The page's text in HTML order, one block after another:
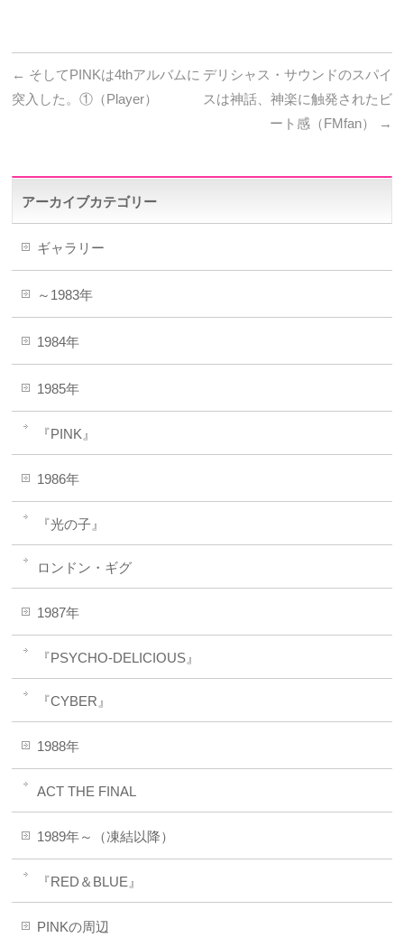
← そしてPINKは4thアルバムに
突入した。①（Player）
デリシャス・サウンドのスパイ
スは神話、神楽に触発されたビ
ート感（FMfan）
→
アーカイブカテゴリー
ギャラリー
～1983年
1984年
1985年
『PINK』
1986年
『光の子』
ロンドン・ギグ
1987年
『PSYCHO-DELICIOUS』
『CYBER』
1988年
ACT THE FINAL
1989年～（凍結以降）
『RED＆BLUE』
PINKの周辺